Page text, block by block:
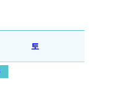
토